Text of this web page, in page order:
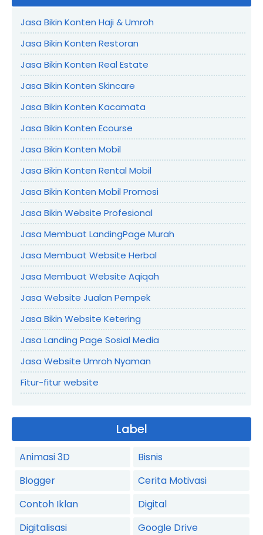
Jasa Bikin Konten Haji & Umroh
Jasa Bikin Konten Restoran
Jasa Bikin Konten Real Estate
Jasa Bikin Konten Skincare
Jasa Bikin Konten Kacamata
Jasa Bikin Konten Ecourse
Jasa Bikin Konten Mobil
Jasa Bikin Konten Rental Mobil
Jasa Bikin Konten Mobil Promosi
Jasa Bikin Website Profesional
Jasa Membuat LandingPage Murah
Jasa Membuat Website Herbal
Jasa Membuat Website Aqiqah
Jasa Website Jualan Pempek
Jasa Bikin Website Ketering
Jasa Landing Page Sosial Media
Jasa Website Umroh Nyaman
Fitur-fitur website
Label
Animasi 3D
Bisnis
Blogger
Cerita Motivasi
Contoh Iklan
Digital
Digitalisasi
Google Drive